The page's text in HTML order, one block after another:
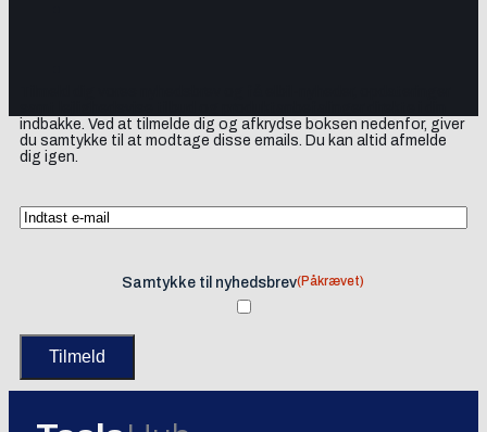
indbakke. Ved at tilmelde dig og afkrydse boksen nedenfor, giver
du samtykke til at modtage disse emails. Du kan altid afmelde
dig igen.
Samtykke til nyhedsbrev(Påkrævet)